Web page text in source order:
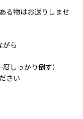
る物はお送りしませ
がら
しっかり倒す）
さい